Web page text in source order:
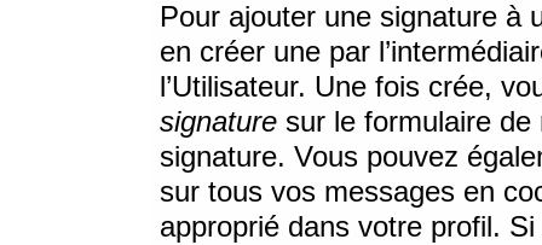
Pour ajouter une signature à
en créer une par
l’Utilisateur. Une fois crée,
signature sur le formulaire de
signature. Vous pouvez
sur tous vos messages en
approprié dans votre profil.